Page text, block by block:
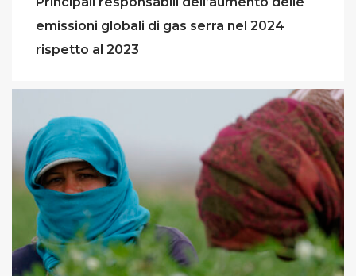
emissioni globali di gas serra nel 2024
rispetto al 2023